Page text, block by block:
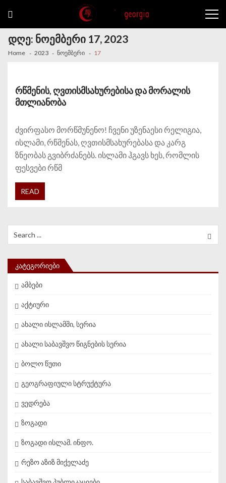
დღე: ნოემბერი 17, 2023
Home 2023 ნოემბერი 17
რწმენის, ღვთისმსახურებისა და მორალის
მთლიანობა
ძვირფასო მორწმუნენო! ჩვენი უზენაესი რელიგია,
ისლამი, რწმენას, ღვთისმსახურებასა და კარგ
ზნეობას გვიბრძანებს. ისლამი ჰგავს ხეს, რომლის
ფესვები რწმ
READ
ᲙᲐᲢᲔᲒᲝᲠᲘᲔᲑᲘ
ამბები
აქტიური
ახალი ისლამში, სერია
ახალი საბავშვო წიგნების სერია
ბოლო წუთი
გეოგრაფიული სტრუქტურა
ვედრება
ზოგადი
ზოგადი ისლამ. ინფო.
რეზო აზიზ მიქელაძე